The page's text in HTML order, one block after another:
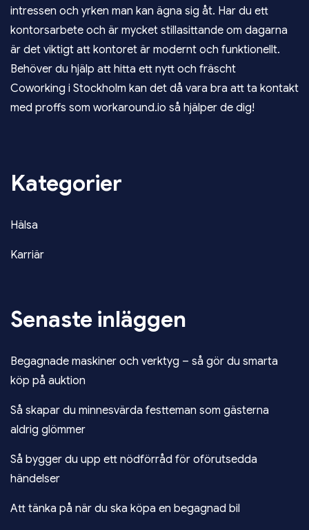
intressen och yrken man kan ägna sig åt. Har du ett
kontorsarbete och är mycket stillasittande om dagarna
är det viktigt att kontoret är modernt och funktionellt.
Behöver du hjälp att hitta ett nytt och fräscht
Coworking i Stockholm kan det då vara bra att ta kontakt
med proffs som workaround.io så hjälper de dig!
Kategorier
Hälsa
Karriär
Senaste inläggen
Begagnade maskiner och verktyg – så gör du smarta
köp på auktion
Så skapar du minnesvärda festteman som gästerna
aldrig glömmer
Så bygger du upp ett nödförråd för oförutsedda
händelser
Att tänka på när du ska köpa en begagnad bil